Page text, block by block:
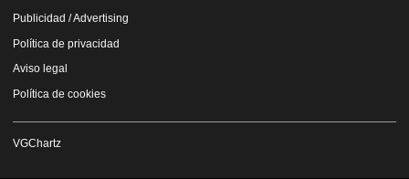
Publicidad / Advertising
Política de privacidad
Aviso legal
Política de cookies
VGChartz